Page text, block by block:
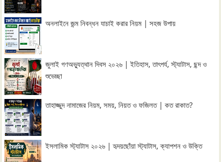
অনলাইনে জন্ম নিবন্ধন যাচাই করার নিয়ম | সহজ উপায়
জুলাই গণঅভ্যুত্থান দিবস ২০২৬ | ইতিহাস, তাৎপর্য, স্ট্যাটাস, ছন্দ ও
শুভেচ্ছা
তাহাজ্জুদ নামাজের নিয়ম, সময়, নিয়ত ও ফজিলত | কত রাকাত?
ইসলামিক স্ট্যাটাস ২০২৬ | হৃদয়ছোঁয়া স্ট্যাটাস, ক্যাপশন ও উক্তি